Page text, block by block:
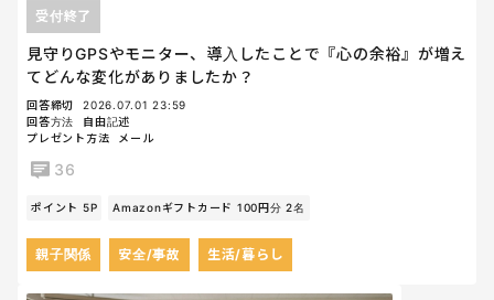
見守りGPSやモニター、導入したことで『心の余裕』が増え
てどんな変化がありましたか？
受付終了
回答締切
2026.07.01 23:59
回答方法
自由記述
プレゼント方法
メール
36
ポイント 5P Amazonギフトカード 100円分 2名
親子関係 安全/事故 生活/暮らし